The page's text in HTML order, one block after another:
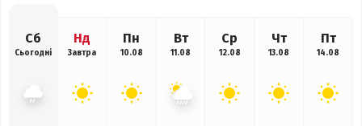
Сб
Сьогодні
Нд
Завтра
Пн
10.08
Вт
11.08
Ср
12.08
Чт
13.08
Пт
14.08